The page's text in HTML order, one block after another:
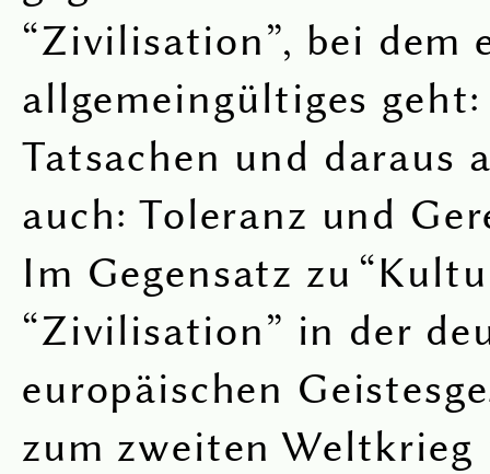
“Zivilisation”, bei dem
allgemeingültiges geht:
Tatsachen und daraus
auch: Toleranz und
Im Gegensatz zu
“Zivilisation” in der
europäischen
zum zweiten